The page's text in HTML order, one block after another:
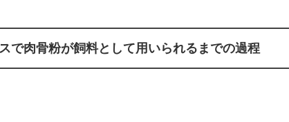
で肉骨粉が飼料として用いられるまでの過程